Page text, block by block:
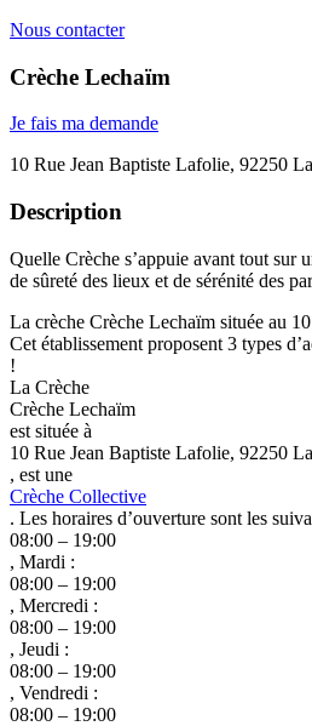
Nous contacter
Crèche Lechaïm
Je fais ma demande
10 Rue Jean Baptiste Lafolie, 92250
Description
Quelle Crèche s’appuie avant tout sur
de sûreté des lieux et de sérénité des
La crèche Crèche Lechaïm située au
Cet établissement proposent 3 types
!
La Crèche
Crèche Lechaïm
est située à
10 Rue Jean Baptiste Lafolie, 92250
, est une
Crèche Collective
. Les horaires d’ouverture sont les
08:00 – 19:00
, Mardi :
08:00 – 19:00
, Mercredi :
08:00 – 19:00
, Jeudi :
08:00 – 19:00
, Vendredi :
08:00 – 19:00